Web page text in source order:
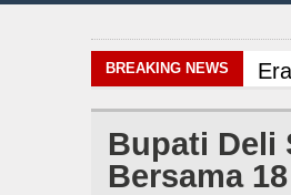
BREAKING NEWS
Bupati Deli
Bersama